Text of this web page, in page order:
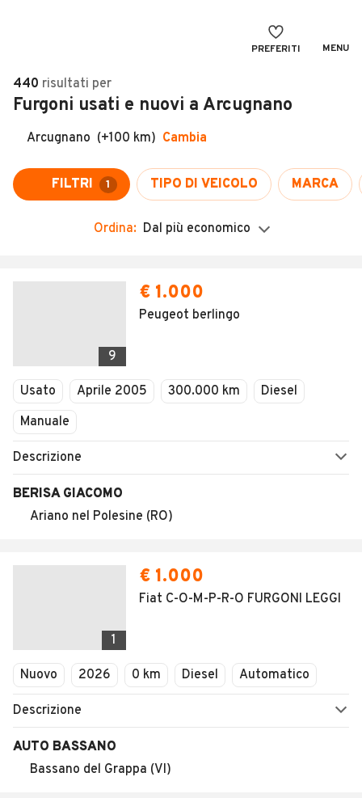
PREFERITI MENU
Auto
Auto usate
Auto Km 0
Auto Nuove
Noleggio a lungo termine
Veicoli Commerciali
Concessionari
VENDI
MAGAZINE
ACCEDI
440 risultati per
Furgoni usati e nuovi a Arcugnano
Arcugnano (+100 km) Cambia
FILTRI 1 TIPO DI VEICOLO MARCA
Ordina: Dal più economico
9
€ 1.000
Peugeot berlingo
Usato Aprile 2005 300.000 km
Diesel
Manuale
Descrizione
BERISA GIACOMO
Ariano nel Polesine (RO)
1
€ 1.000
Fiat C-O-M-P-R-O FURGONI LEGGI
Nuovo 2026 0 km Diesel Automatico
Descrizione
AUTO BASSANO
Bassano del Grappa (VI)